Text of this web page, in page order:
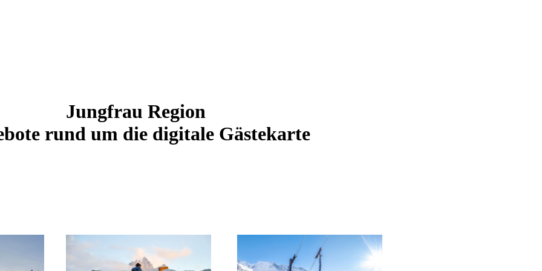
Jungfrau Region
rund um die digitale Gästekarte